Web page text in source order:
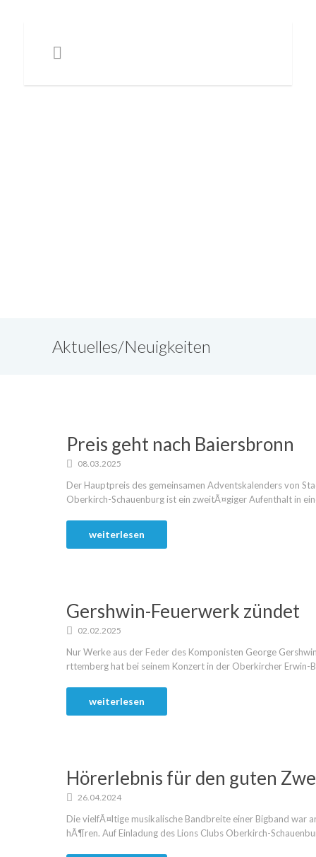
Aktuelles/Neuigkeiten
Preis geht nach Baiersbronn
08.03.2025
Der Hauptpreis des gemeinsamen Adventskalenders von
Oberkirch-Schauenburg ist ein zweitÃ¤giger Aufenthalt in
weiterlesen
Gershwin-Feuerwerk zündet
02.02.2025
Nur Werke aus der Feder des Komponisten George
rttemberg hat bei seinem Konzert in der Oberkircher Erwin-
weiterlesen
Hörerlebnis für den guten
26.04.2024
Die vielfÃ¤ltige musikalische Bandbreite einer Bigband war
hÃ¶ren. Auf Einladung des Lions Clubs Oberkirch-